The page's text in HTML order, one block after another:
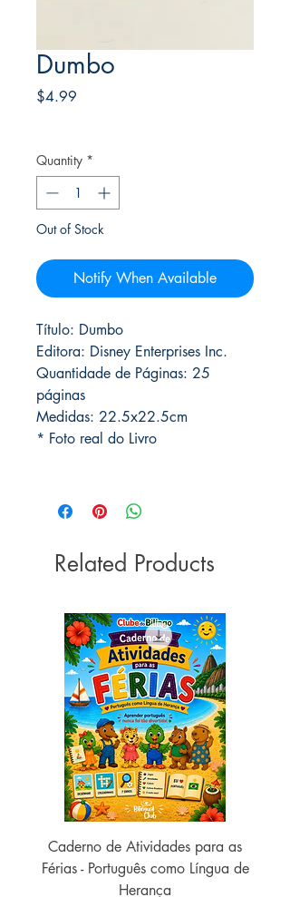
Dumbo
$4.99
Quantity *
Out of Stock
Notify When Available
Título: Dumbo
Editora: Disney Enterprises Inc.
Quantidade de Páginas: 25
páginas
Medidas: 22.5x22.5cm
* Foto real do Livro
Related Products
Caderno de Atividades para as
Férias - Português como Língua de
Herança